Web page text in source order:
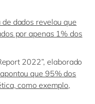
dados revelou que
por apenas 1% dos
2022”, elaborado
apontou que 95% dos
como exemplo,